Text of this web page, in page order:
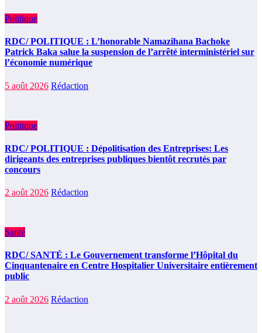
Politique
RDC/ POLITIQUE : L’honorable Namazihana Bachoke
Patrick Baka salue la suspension de l’arrêté interministériel sur
l’économie numérique
5 août 2026 Rédaction
Politique
RDC/ POLITIQUE : Dépolitisation des Entreprises: Les
dirigeants des entreprises publiques bientôt recrutés par
concours
2 août 2026 Rédaction
Santé
RDC/ SANTÉ : Le Gouvernement transforme l’Hôpital du
Cinquantenaire en Centre Hospitalier Universitaire entièrement
public
2 août 2026 Rédaction